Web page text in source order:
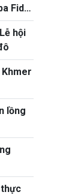
Fidel
hội
lồng